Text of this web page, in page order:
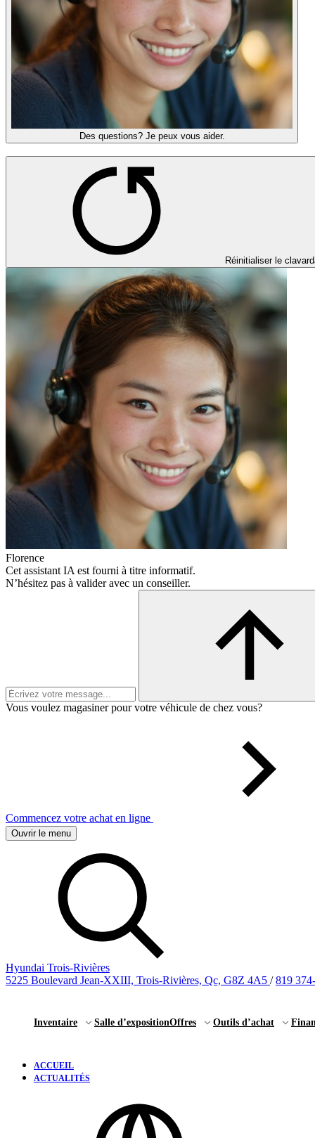
Des questions? Je peux vous aider.
Réinitialiser le
Florence
Cet assistant IA est fourni à titre informatif.
N’hésitez pas à valider avec un conseiller.
Vous voulez magasiner pour votre véhicule de chez vous?
Commencez votre achat en ligne
Ouvrir le menu
Hyundai Trois-Rivières
5225 Boulevard Jean-XXIII, Trois-Rivières, Qc, G8Z 4A5 / 819
Inventaire Salle d’expositionOffres Outils d’achat
ACCUEIL
ACTUALITÉS